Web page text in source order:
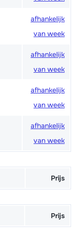
afhankelijk
van week
afhankelijk
van week
afhankelijk
van week
afhankelijk
van week
Prijs
van week
Prijs